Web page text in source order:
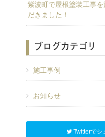
紫波町で屋根塗装工事
だきました！
ブログカテゴリ
施工事例
お知らせ
Twitterでシ